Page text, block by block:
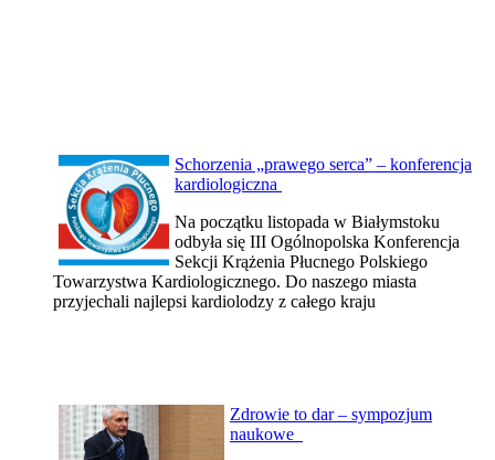
Schorzenia „prawego serca” – konferencja
kardiologiczna
Na początku listopada w Białymstoku
odbyła się III Ogólnopolska Konferencja
Sekcji Krążenia Płucnego Polskiego
Towarzystwa Kardiologicznego. Do naszego miasta
przyjechali najlepsi kardiolodzy z całego kraju
Zdrowie to dar – sympozjum
naukowe